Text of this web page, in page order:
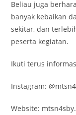
Beliau juga
banyak kebaikan
sekitar, dan
peserta kegiatan.
Ikuti terus
Instagram:
Website: